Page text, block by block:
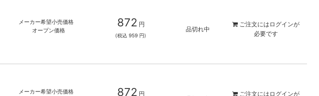
メーカー希望小売価格
オープン価格
872 円
(税込 959 円)
品切れ中
ご注文には ログインが
必要です
メーカー希望小売価格
872 円 ご注文には ログインが